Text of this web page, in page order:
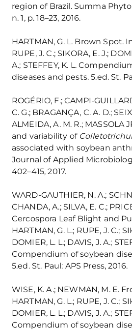
region of Brazil. Summa
n. 1, p. 18–23, 2016.
HARTMAN, G. L. Brown Spot.
RUPE, J. C.; SIKORA, E. J.;
A.; STEFFEY, K. L.
diseases and pests. 5.ed. St.
ROGÉRIO, F.; CAMPI-
C. G.; BRAGANÇA, C. A. D.;
ALMEIDA, A. M. R.; MASSOLA
and variability of
associated with soybean
Journal of Applied
402–415, 2017.
WARD-GAUTHIER, N. A.;
CHANDA, A.; SILVA, E. C.;
Cercospora Leaf Blight and
HARTMAN, G. L.; RUPE, J. C.;
DOMIER, L. L.; DAVIS, J. A.;
Compendium of soybean
5.ed. St. Paul: APS Press, 2016.
WISE, K. A.; NEWMAN, M. E.
HARTMAN, G. L.; RUPE, J. C.;
DOMIER, L. L.; DAVIS, J. A.;
Compendium of soybean